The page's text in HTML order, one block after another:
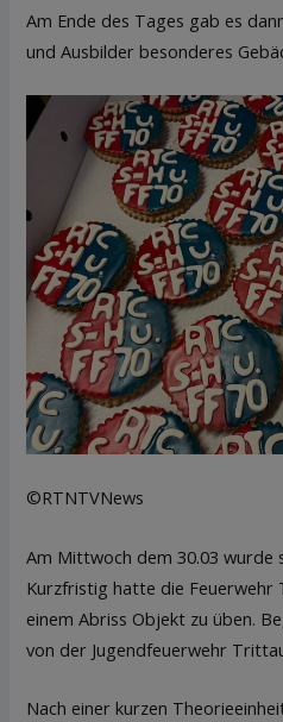
Am Ende des Tages gab es
und Ausbilder besonderes
©RTNTVNews
Am Mittwoch dem 30.03 wurde
Kurzfristig hatte die Feuerwehr
einem Abriss Objekt zu üben.
von der Jugendfeuerwehr
Nach einer kurzen